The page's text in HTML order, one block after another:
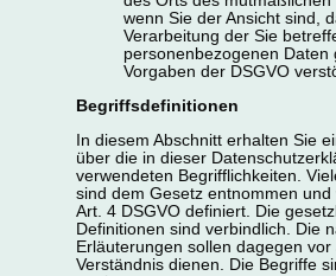
wenn Sie der Ansicht sind,
Verarbeitung der Sie
personenbezogenen Daten
Vorgaben der DSGVO
Begriffsdefinitionen
In diesem Abschnitt erhalten Sie
über die in dieser
verwendeten Begrifflichkeiten.
sind dem Gesetz entnommen und
Art. 4 DSGVO definiert. Die
Definitionen sind verbindlich. Die
Erläuterungen sollen dagegen vor
Verständnis dienen. Die Begriffe